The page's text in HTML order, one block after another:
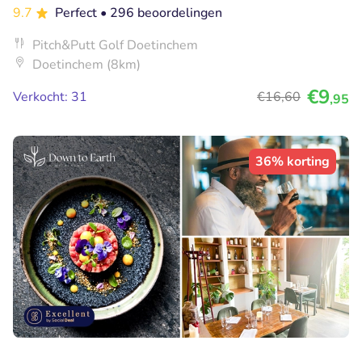
9.7
Perfect • 296 beoordelingen
Pitch&Putt Golf Doetinchem
Doetinchem (8km)
Verkocht: 31
€16,60 €9,95
36% korting